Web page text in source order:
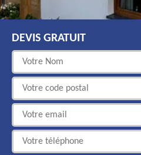
DEVIS GRATUIT